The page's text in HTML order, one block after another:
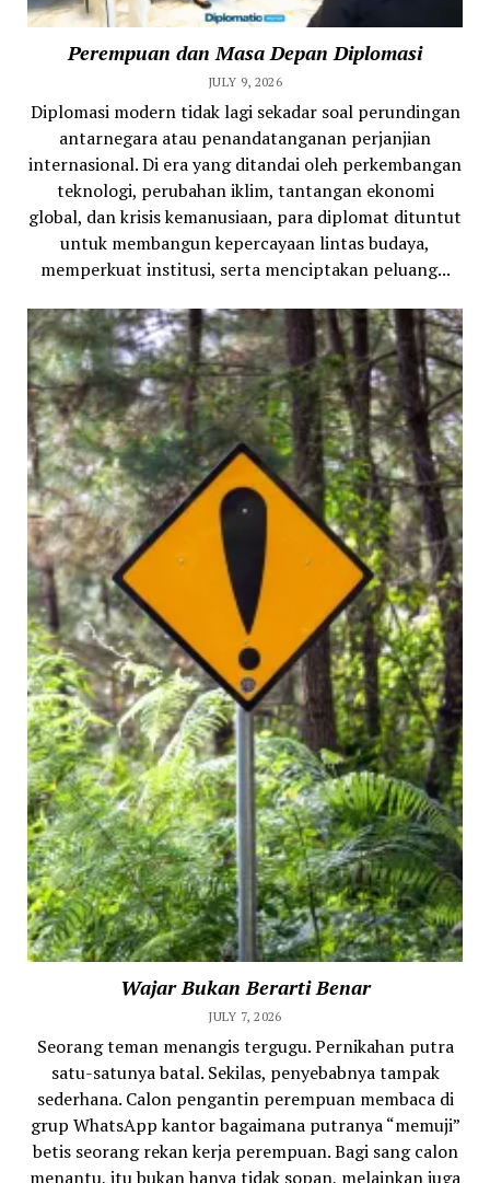
Perempuan dan Masa Depan Diplomasi
JULY 9, 2026
Diplomasi modern tidak lagi sekadar soal perundingan
antarnegara atau penandatanganan perjanjian
internasional. Di era yang ditandai oleh perkembangan
teknologi, perubahan iklim, tantangan ekonomi
global, dan krisis kemanusiaan, para diplomat dituntut
untuk membangun kepercayaan lintas budaya,
memperkuat institusi, serta menciptakan peluang...
Wajar Bukan Berarti Benar
JULY 7, 2026
Seorang teman menangis tergugu. Pernikahan putra
satu-satunya batal. Sekilas, penyebabnya tampak
sederhana. Calon pengantin perempuan membaca di
grup WhatsApp kantor bagaimana putranya “memuji”
betis seorang rekan kerja perempuan. Bagi sang calon
menantu, itu bukan hanya tidak sopan, melainkan juga